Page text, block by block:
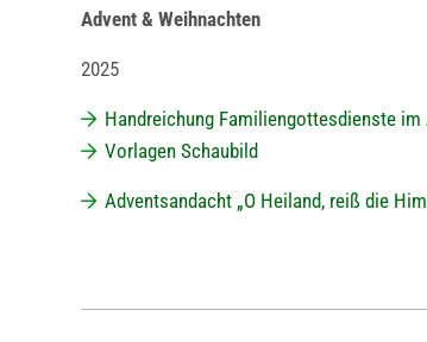
Advent & Weihnachten
2025
Handreichung Familiengottesdienste im
Vorlagen Schaubild
Adventsandacht „O Heiland, reiß die